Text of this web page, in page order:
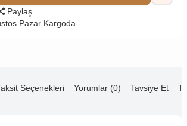
Paylaş
Pazar Kargoda
Seçenekleri Yorumlar (0) Tavsiye Et